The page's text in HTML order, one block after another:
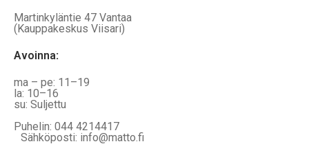
Martinkyläntie 47 Vantaa
(Kauppakeskus Viisari)
Avoinna:
ma – pe: 11–19
la: 10–16
su: Suljettu
Puhelin: 044 4214417
Sähköposti: info@matto.fi